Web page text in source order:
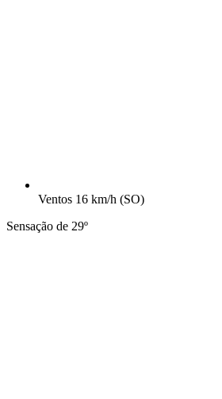
Ventos 16 km/h (SO)
Sensação de 29º